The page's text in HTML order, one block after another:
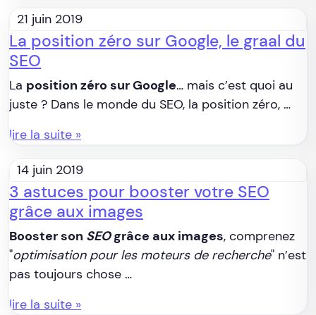
21 juin 2019
La position zéro sur Google, le graal du
SEO
La position zéro sur Google… mais c’est quoi au
juste ? Dans le monde du SEO, la position zéro, …
lire la suite »
14 juin 2019
3 astuces pour booster votre SEO
grâce aux images
Booster son SEOgrâce aux images, comprenez
"optimisation pour les moteurs de recherche" n’est
pas toujours chose …
lire la suite »